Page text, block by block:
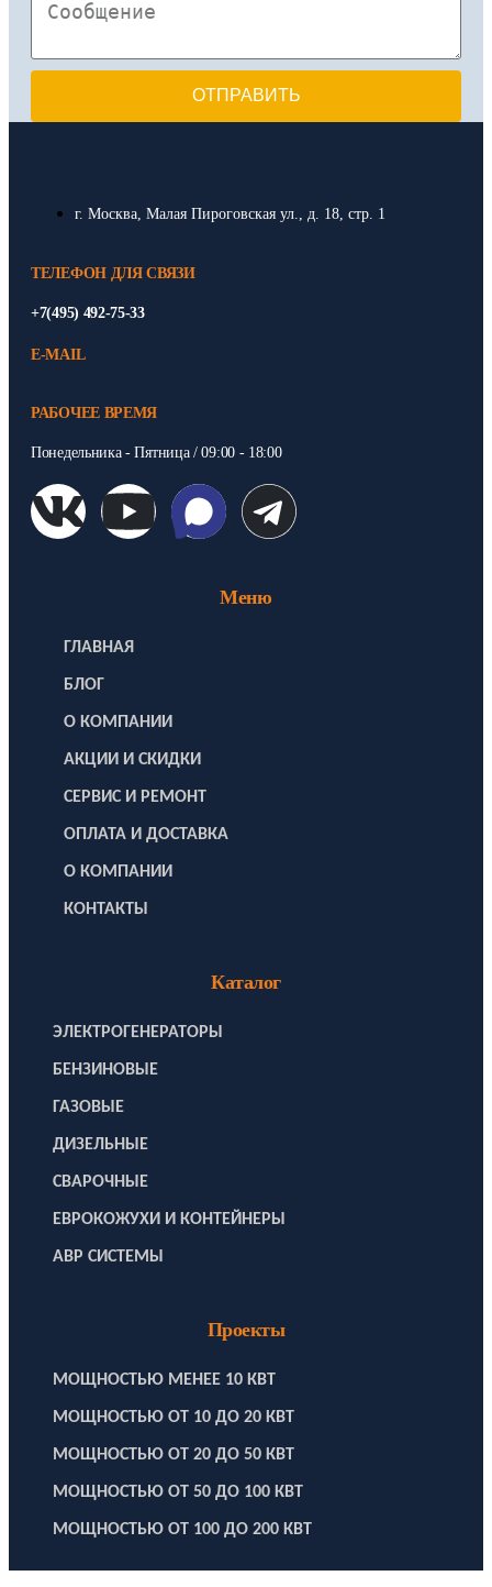
ОТПРАВИТЬ
г. Москва, Малая Пироговская ул., д. 18, стр. 1
ТЕЛЕФОН ДЛЯ СВЯЗИ
+7(495) 492-75-33
E-MAIL
РАБОЧЕЕ ВРЕМЯ
Понедельника - Пятница / 09:00 - 18:00
Меню
ГЛАВНАЯ
БЛОГ
О КОМПАНИИ
АКЦИИ И СКИДКИ
СЕРВИС И РЕМОНТ
ОПЛАТА И ДОСТАВКА
О КОМПАНИИ
КОНТАКТЫ
Каталог
ЭЛЕКТРОГЕНЕРАТОРЫ
БЕНЗИНОВЫЕ
ГАЗОВЫЕ
ДИЗЕЛЬНЫЕ
СВАРОЧНЫЕ
ЕВРОКОЖУХИ И КОНТЕЙНЕРЫ
АВР СИСТЕМЫ
Проекты
МОЩНОСТЬЮ МЕНЕЕ 10 КВТ
МОЩНОСТЬЮ ОТ 10 ДО 20 КВТ
МОЩНОСТЬЮ ОТ 20 ДО 50 КВТ
МОЩНОСТЬЮ ОТ 50 ДО 100 КВТ
МОЩНОСТЬЮ ОТ 100 ДО 200 КВТ